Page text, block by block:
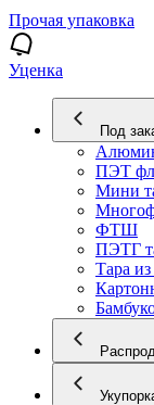
Прочая упаковка
Уценка
Под
ПЭТ
Мини
ФТШ
ПЭТГ
Тара